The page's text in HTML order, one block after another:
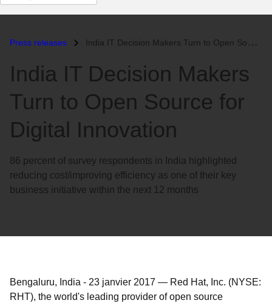
la
Press releases India IT Decision Makers Turn to Open Source for Digital Innovation...
India IT Decision Makers
Turn to Open Source for
Digital Innovation
86 percent of survey respondents in India highlighted
reducing cost/improving efficiency as one of their key
business initiative within the next 12 months
Bengaluru, India - 23 janvier 2017 — Red Hat, Inc. (NYSE:
RHT), the world's leading provider of open source